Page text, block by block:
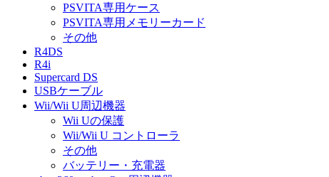
PSVITA専用ケース
PSVITA専用メモリーカード
その他
R4DS
R4i
Supercard DS
USBケーブル
Wii/Wii U周辺機器
Wii Uの保護
Wii/Wii U コントローラ
その他
バッテリー・充電器